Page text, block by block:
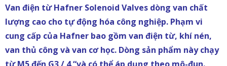
Van điện từ Hafner Solenoid Valves dòng van chất
lượng cao cho tự động hóa công nghiệp. Phạm vi
cung cấp của Hafner bao gồm van điện từ, khí nén,
van thủ công và van cơ học. Dòng sản phẩm này chạy